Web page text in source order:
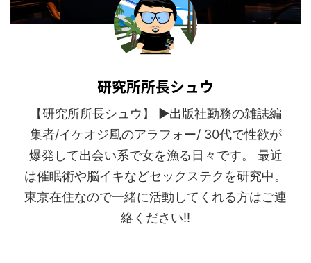
研究所所長シュウ
【研究所所長シュウ】 ▶︎出版社勤務の雑誌編
集者/イケオジ風のアラフォー/ 30代で性欲が
爆発して出会い系で女を漁る日々です。 最近
は催眠術や脳イキなどセックステクを研究中。
東京在住なので一緒に活動してくれる方はご連
絡ください!!